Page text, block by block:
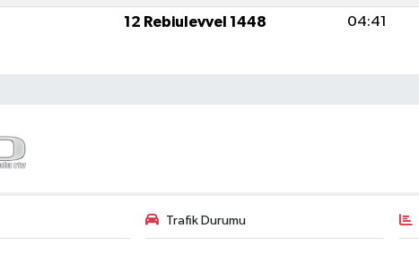
12 Rebiulevvel 1448 04:41
Trafik Durumu